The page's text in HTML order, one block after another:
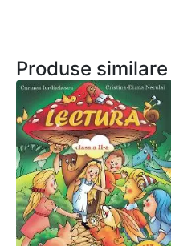
Produse similare